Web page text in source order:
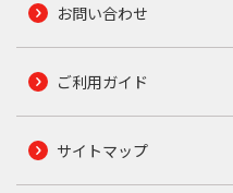
お問い合わせ
ご利用ガイド
サイトマップ